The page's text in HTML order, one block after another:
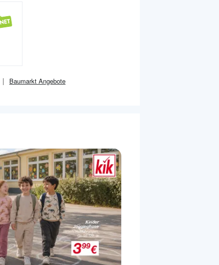
Baumarkt Angebote